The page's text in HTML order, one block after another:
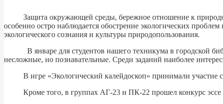
Защита окружающей среды, бережное отношение к
особенно остро наблюдается обострение экологических
экологического сознания и культуры природопользования.
В январе для студентов нашего техникума в городской
несложные, но познавательные. Среди заданий наиболее
В игре «Экологический калейдоскоп» принимали
Кроме того, в группах АГ-23 и ПК-22 прошел конкурс эссе